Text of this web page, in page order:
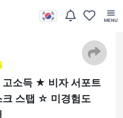
소득 ★ 비자 서포트
스탭 ☆ 미경험도